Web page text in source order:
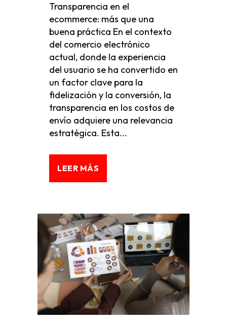
Transparencia en el
ecommerce: más que una
buena práctica En el contexto
del comercio electrónico
actual, donde la experiencia
del usuario se ha convertido en
un factor clave para la
fidelización y la conversión, la
transparencia en los costos de
envío adquiere una relevancia
estratégica. Esta...
LEER MÁS